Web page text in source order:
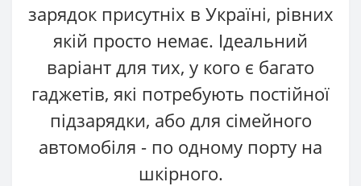
зарядок присутніх в Україні, рівних
якій просто немає. Ідеальний
варіант для тих, у кого є багато
гаджетів, які потребують постійної
підзарядки, або для сімейного
автомобіля - по одному порту на
шкірного.